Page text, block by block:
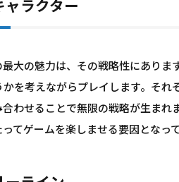
ャラクター
大の魅力は、その戦略性にありま
を考えながらプレイします。それ
わせることで無限の戦略が生まれ
てゲームを楽しませる要因となっ